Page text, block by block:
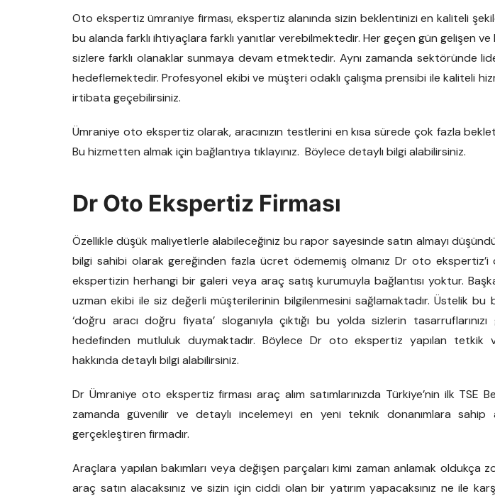
Oto ekspertiz ümraniye firması, ekspertiz alanında sizin beklentinizi en kaliteli
bu alanda farklı ihtiyaçlara farklı yanıtlar verebilmektedir. Her geçen gün gelişen
sizlere farklı olanaklar sunmaya devam etmektedir. Aynı zamanda sektöründe
hedeflemektedir. Profesyonel ekibi ve müşteri odaklı çalışma prensibi ile kaliteli
irtibata geçebilirsiniz.
Ümraniye oto ekspertiz olarak, aracınızın testlerini en kısa sürede çok fazla
Bu hizmetten almak için bağlantıya tıklayınız. Böylece detaylı bilgi alabilirsiniz.
Dr Oto Ekspertiz Firması
Özellikle düşük maliyetlerle alabileceğiniz bu rapor sayesinde satın almayı
bilgi sahibi olarak gereğinden fazla ücret ödememiş olmanız Dr oto
ekspertizin herhangi bir galeri veya araç satış kurumuyla bağlantısı yoktur.
uzman ekibi ile siz değerli müşterilerinin bilgilenmesini sağlamaktadır. Üstelik bu
‘doğru aracı doğru fiyata’ sloganıyla çıktığı bu yolda sizlerin
hedefinden mutluluk duymaktadır. Böylece Dr oto ekspertiz yapılan tetkik
hakkında detaylı bilgi alabilirsiniz.
Dr Ümraniye oto ekspertiz firması araç alım satımlarınızda Türkiye’nin ilk TSE
zamanda güvenilir ve detaylı incelemeyi en yeni teknik donanımlara
gerçekleştiren firmadır.
Araçlara yapılan bakımları veya değişen parçaları kimi zaman anlamak oldukça
araç satın alacaksınız ve sizin için ciddi olan bir yatırım yapacaksınız ne ile